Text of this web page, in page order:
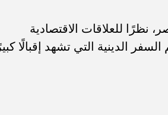
نظرًا للعلاقات الاقتصادية
الدينية التي تشهد إقبالًا